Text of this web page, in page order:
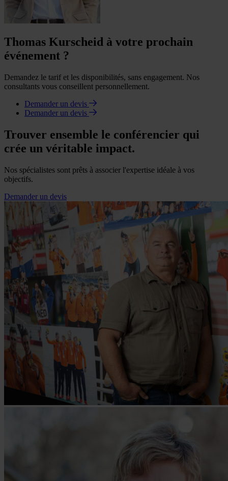
Thomas Kurscheid à votre prochain
événement ?
Demandez le tarif et les disponibilités, sans engagement. Nos
consultants vous conseillent personnellement.
Demander un devis
Demander un devis
Trouver ensemble le conférencier qui
crée un véritable impact.
Nos spécialistes sont prêts à associer l'expertise idéale à vos
objectifs.
Demander un devis